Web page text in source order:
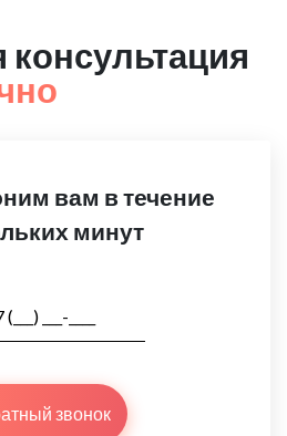
консультация
вам в течение
минут
звонок